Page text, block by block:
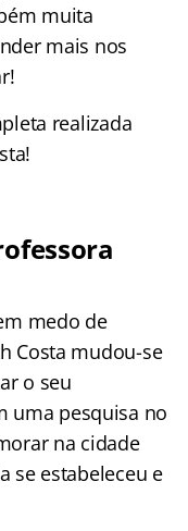
muita
mais nos
realizada
medo de
Costa mudou-se
o seu
uma pesquisa no
na cidade
se estabeleceu e